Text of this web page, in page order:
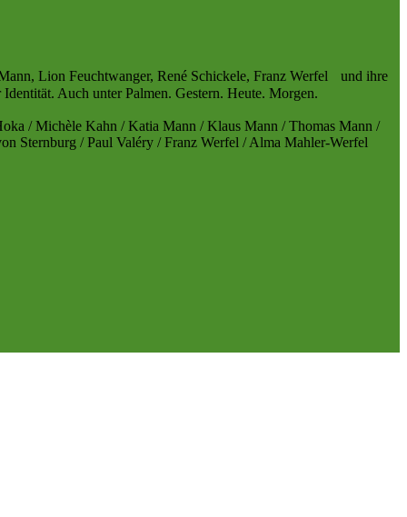
Lion Feuchtwanger, René Schickele, Franz Werfel und ihre
Auch unter Palmen. Gestern. Heute. Morgen.
/ Michèle Kahn / Katia Mann / Klaus Mann / Thomas Mann /
Sternburg / Paul Valéry / Franz Werfel / Alma Mahler-Werfel